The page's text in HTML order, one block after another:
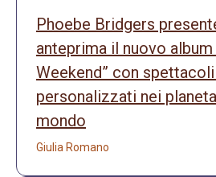
Phoebe Bridgers
anteprima il nuovo album
Weekend” con
personalizzati nei
mondo
Giulia Romano